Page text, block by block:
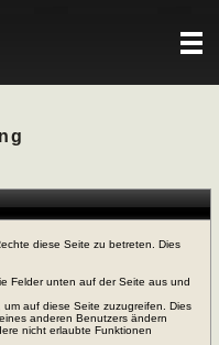
diese Seite zu betreten. Dies
Felder unten auf der Seite aus und
auf diese Seite zuzugreifen. Dies
anderen Benutzers ändern
nicht erlaubte Funktionen